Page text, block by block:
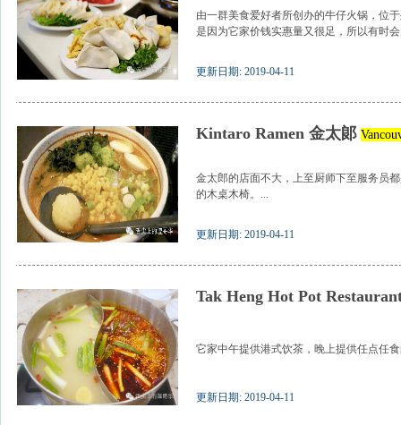
由一群美食爱好者所创办的牛仔火锅，位
是因为它家价钱实惠量又很足，所以有时
更新日期: 2019-04-11
Kintaro Ramen 金太郞
金太郎的店面不大，上至厨师下至服务员
的木桌木椅。...
更新日期: 2019-04-11
Tak Heng Hot Pot
它家中午提供港式饮茶，晚上提供任点任
更新日期: 2019-04-11